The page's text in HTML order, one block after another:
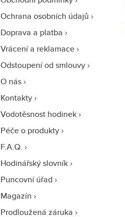
Ochrana osobních údajů
Doprava a platba
Vrácení a reklamace
Odstoupení od smlouvy
O nás
Kontakty
Vodotěsnost hodinek
Péče o produkty
F.A.Q.
Hodinářský slovník
Puncovní úřad
Magazín
Prodloužená záruka